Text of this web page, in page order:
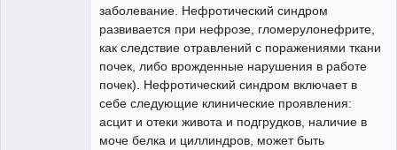
заболевание. Нефротический синдром
развивается при нефрозе, гломерулонефрите,
как следствие отравлений с поражениями ткани
почек, либо врожденные нарушения в работе
почек). Нефротический синдром включает в
себе следующие клинические проявления:
асцит и отеки живота и подгрудков, наличие в
моче белка и циллиндров, может быть